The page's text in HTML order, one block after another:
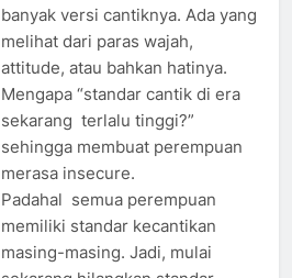
banyak versi cantiknya. Ada yang
melihat dari paras wajah,
attitude, atau bahkan hatinya.
Mengapa “standar cantik di era
sekarang terlalu tinggi?”
sehingga membuat perempuan
merasa insecure.
Padahal semua perempuan
memiliki standar kecantikan
masing-masing. Jadi, mulai